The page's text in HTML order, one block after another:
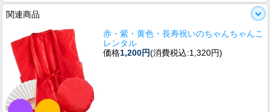
関連商品
赤・紫・黄色・長寿祝いのちゃんちゃんこ
レンタル
価格1,200円(消費税込:1,320円)